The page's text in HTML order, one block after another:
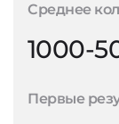
Среднее
1000-
Первые